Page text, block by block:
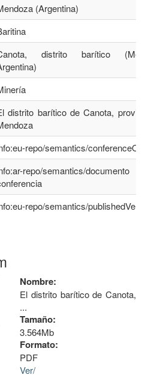
(Argentina)
distrito barítico
distrito barítico de Canota,
repo/semantics/
repo/semantics/
repo/semantics/
Nombre:
El distrito barítico de Canota,
...
Tamaño:
3.564Mb
Formato:
PDF
Ver/